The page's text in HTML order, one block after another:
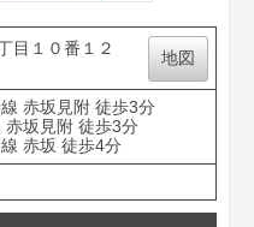
目１０番１２
地図
赤坂見附 徒歩3分
赤坂見附 徒歩3分
赤坂 徒歩4分